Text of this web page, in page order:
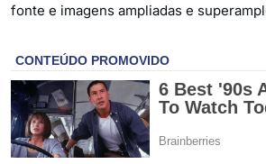
fonte e imagens ampliadas e